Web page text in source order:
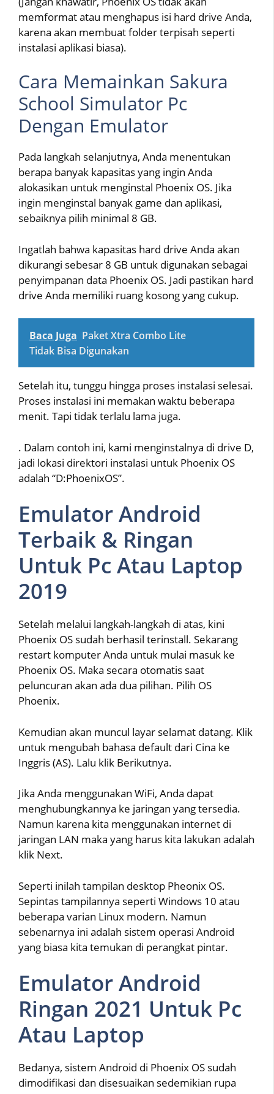
memformat atau menghapus isi hard drive Anda,
karena akan membuat folder terpisah seperti
instalasi aplikasi biasa).
Cara Memainkan Sakura
School Simulator Pc
Dengan Emulator
Pada langkah selanjutnya, Anda menentukan
berapa banyak kapasitas yang ingin Anda
alokasikan untuk menginstal Phoenix OS. Jika
ingin menginstal banyak game dan aplikasi,
sebaiknya pilih minimal 8 GB.
Ingatlah bahwa kapasitas hard drive Anda akan
dikurangi sebesar 8 GB untuk digunakan sebagai
penyimpanan data Phoenix OS. Jadi pastikan hard
drive Anda memiliki ruang kosong yang cukup.
Baca Juga Paket Xtra Combo Lite
Tidak Bisa Digunakan
Setelah itu, tunggu hingga proses instalasi selesai.
Proses instalasi ini memakan waktu beberapa
menit. Tapi tidak terlalu lama juga.
. Dalam contoh ini, kami menginstalnya di drive D,
jadi lokasi direktori instalasi untuk Phoenix OS
adalah “D:PhoenixOS”.
Emulator Android
Terbaik & Ringan
Untuk Pc Atau Laptop
2019
Setelah melalui langkah-langkah di atas, kini
Phoenix OS sudah berhasil terinstall. Sekarang
restart komputer Anda untuk mulai masuk ke
Phoenix OS. Maka secara otomatis saat
peluncuran akan ada dua pilihan. Pilih OS
Phoenix.
Kemudian akan muncul layar selamat datang. Klik
untuk mengubah bahasa default dari Cina ke
Inggris (AS). Lalu klik Berikutnya.
Jika Anda menggunakan WiFi, Anda dapat
menghubungkannya ke jaringan yang tersedia.
Namun karena kita menggunakan internet di
jaringan LAN maka yang harus kita lakukan adalah
klik Next.
Seperti inilah tampilan desktop Pheonix OS.
Sepintas tampilannya seperti Windows 10 atau
beberapa varian Linux modern. Namun
sebenarnya ini adalah sistem operasi Android
yang biasa kita temukan di perangkat pintar.
Emulator Android
Ringan 2021 Untuk Pc
Atau Laptop
Bedanya, sistem Android di Phoenix OS sudah
dimodifikasi dan disesuaikan sedemikian rupa